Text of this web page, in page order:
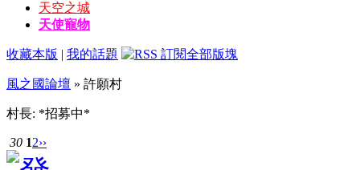
天空之城
天使寵物
收藏本版 | 我的話題
風之國論壇 » 許願村
村長: *招募中*
30 12››